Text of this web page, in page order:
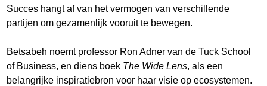
Succes hangt af van het vermogen van verschillende
partijen om gezamenlijk vooruit te bewegen.
Betsabeh noemt professor Ron Adner van de Tuck School
of Business, en diens boek The Wide Lens, als een
belangrijke inspiratiebron voor haar visie op ecosystemen.